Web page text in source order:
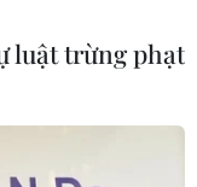
luật trừng phạt